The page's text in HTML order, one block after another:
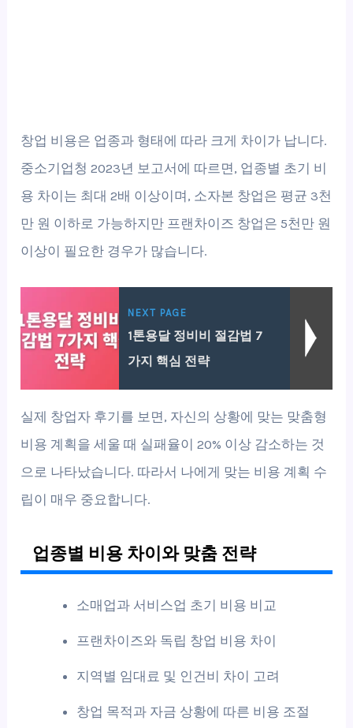
창업 비용은 업종과 형태에 따라 크게 차이가 납니다.
중소기업청 2023년 보고서에 따르면, 업종별 초기 비
용 차이는 최대 2배 이상이며, 소자본 창업은 평균 3천
만 원 이하로 가능하지만 프랜차이즈 창업은 5천만 원
이상이 필요한 경우가 많습니다.
NEXT PAGE
1톤용달 정비비 절감법 7
가지 핵심 전략
실제 창업자 후기를 보면, 자신의 상황에 맞는 맞춤형
비용 계획을 세울 때 실패율이 20% 이상 감소하는 것
으로 나타났습니다. 따라서 나에게 맞는 비용 계획 수
립이 매우 중요합니다.
업종별 비용 차이와 맞춤 전략
소매업과 서비스업 초기 비용 비교
프랜차이즈와 독립 창업 비용 차이
지역별 임대료 및 인건비 차이 고려
창업 목적과 자금 상황에 따른 비용 조절